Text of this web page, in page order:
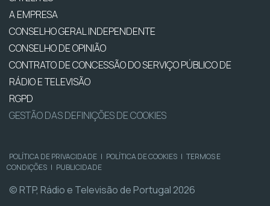
A EMPRESA
CONSELHO GERAL INDEPENDENTE
CONSELHO DE OPINIÃO
CONTRATO DE CONCESSÃO DO SERVIÇO PÚBLICO DE
RÁDIO E TELEVISÃO
RGPD
GESTÃO DAS DEFINIÇÕES DE COOKIES
POLÍTICA DE PRIVACIDADE | POLÍTICA DE COOKIES | TERMOS E
CONDIÇÕES | PUBLICIDADE
© RTP, Rádio e Televisão de Portugal 2026